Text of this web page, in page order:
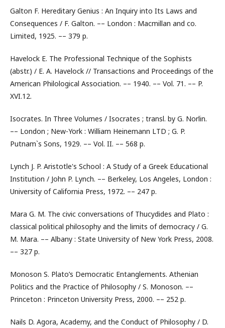
Galton F. Hereditary Genius : An Inquiry into Its Laws and
Consequences / F. Galton. –– London : Macmillan and co.
Limited, 1925. –– 379 p.
Havelock E. The Professional Technique of the Sophists
(abstr.) / E. A. Havelock // Transactions and Proceedings of the
American Philological Association. –– 1940. –– Vol. 71. –– P.
XVI.12.
Isocrates. In Three Volumes / Isocrates ; transl. by G. Norlin.
–– London ; New-York : William Heinemann LTD ; G. P.
Putnam`s Sons, 1929. –– Vol. II. –– 568 p.
Lynch J. P. Aristotle's School : A Study of a Greek Educational
Institution / John P. Lynch. –– Berkeley, Los Angeles, London :
University of California Press, 1972. –– 247 p.
Mara G. M. The civic conversations of Thucydides and Plato :
classical political philosophy and the limits of democracy / G.
M. Mara. –– Albany : State University of New York Press, 2008.
–– 327 p.
Monoson S. Plato’s Democratic Entanglements. Athenian
Politics and the Practice of Philosophy / S. Monoson. ––
Princeton : Princeton University Press, 2000. –– 252 p.
Nails D. Agora, Academy, and the Conduct of Philosophy / D.